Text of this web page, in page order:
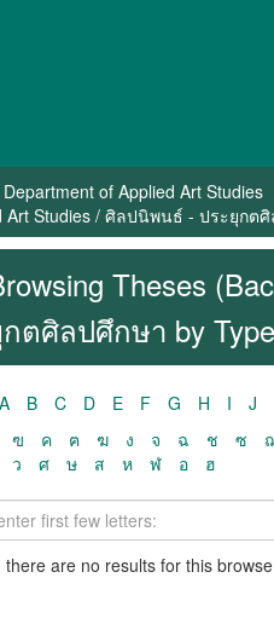
Department of Applied Art Studies
Art Studies / ศิลปนิพนธ์ - ประยุกต
Theses
ตศิลปศึกษา by Type
A B C D E F G H I J
ฃ ค ฅ ฆ ง จ ฉ ช ซ
ว ศ ษ ส ห ฬ อ ฮ
there are no results for this